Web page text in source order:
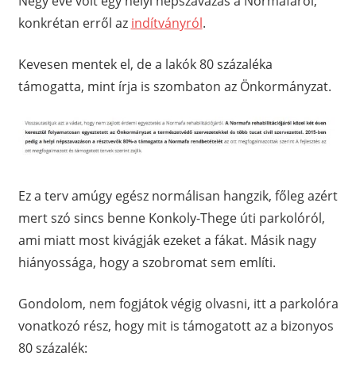
konkrétan erről az indítványról.
Kevesen mentek el, de a lakók 80 százaléka
támogatta, mint írja is szombaton az Önkormányzat.
Ez a terv amúgy egész normálisan hangzik, főleg azért
mert szó sincs benne Konkoly-Thege úti parkolóról,
ami miatt most kivágják ezeket a fákat. Másik nagy
hiányossága, hogy a szobromat sem említi.
Gondolom, nem fogjátok végig olvasni, itt a parkolóra
vonatkozó rész, hogy mit is támogatott az a bizonyos
80 százalék: